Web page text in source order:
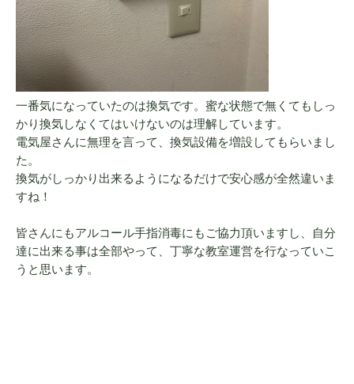
一番気になっていたのは換気です。蜜な状態で無くてもしっ
かり換気しなくてはいけないのは理解しています。
電気屋さんに無理を言って、換気設備を増設してもらいまし
た。
換気がしっかり出来るようになるだけで安心感が全然違いま
すね！
皆さんにもアルコール手指消毒にもご協力頂いますし、自分
達に出来る事は全部やって、丁寧な教室運営を行なっていこ
うと思います。